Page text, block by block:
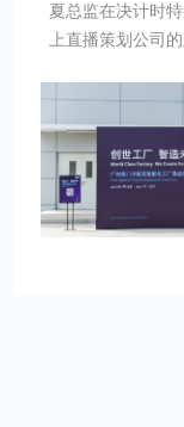
夏总监在决计时
上直播策划公司
畅、观众参与符
有担心策划公司
经验不足，影响
需得慎重决计。